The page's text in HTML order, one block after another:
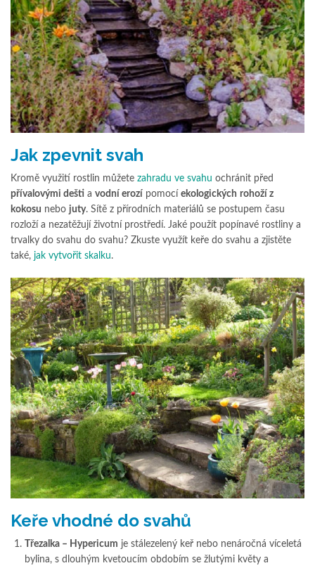
Jak zpevnit svah
Kromě využití rostlin můžete zahradu ve svahu ochránit před
přívalovými dešti a vodní erozí pomocí ekologických rohoží z
kokosu nebo juty. Sítě z přírodních materiálů se postupem času
rozloží a nezatěžují životní prostředí. Jaké použít popínavé rostliny a
trvalky do svahu do svahu? Zkuste využít keře do svahu a zjistěte
také, jak vytvořit skalku.
Keře vhodné do svahů
Třezalka – Hypericum je stálezelený keř nebo nenáročná víceletá
bylina, s dlouhým kvetoucím obdobím se žlutými květy a